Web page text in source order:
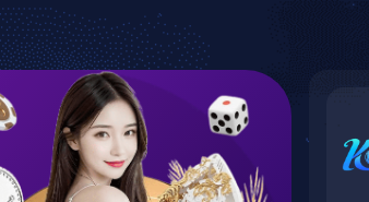
资讯中心 技术实力